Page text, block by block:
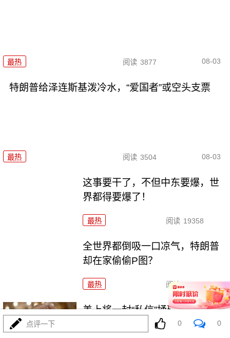
最热 阅读 3877 08-03
特朗普给泽连斯基泼冷水，“爱国者”或空头支票
最热 阅读 3504 08-03
这事要干了，不但中东要爆，世
界都得要爆了！
最热 阅读 19358
全世界都倒吸一口凉气，特朗普
却在家偷偷P图？
最热 阅读 10729
美上将一封“私信”捅破天！特朗普
点评一下 0 0